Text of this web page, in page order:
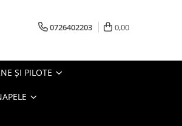
0726402203 0,00
ŞI PILOTE